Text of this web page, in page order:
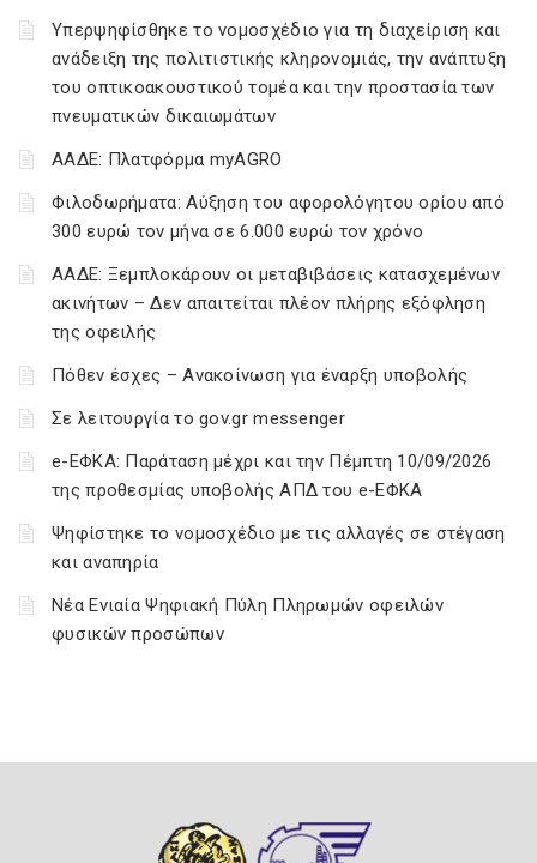
Υπερψηφίσθηκε το νομοσχέδιο για τη διαχείριση και
ανάδειξη της πολιτιστικής κληρονομιάς, την ανάπτυξη
του οπτικοακουστικού τομέα και την προστασία των
πνευματικών δικαιωμάτων
ΑΑΔΕ: Πλατφόρμα myAGRO
Φιλοδωρήματα: Αύξηση του αφορολόγητου ορίου από
300 ευρώ τον μήνα σε 6.000 ευρώ τον χρόνο
ΑΑΔΕ: Ξεμπλοκάρουν οι μεταβιβάσεις κατασχεμένων
ακινήτων – Δεν απαιτείται πλέον πλήρης εξόφληση
της οφειλής
Πόθεν έσχες – Ανακοίνωση για έναρξη υποβολής
Σε λειτουργία το gov.gr messenger
e-ΕΦΚΑ: Παράταση μέχρι και την Πέμπτη 10/09/2026
της προθεσμίας υποβολής ΑΠΔ του e-ΕΦΚΑ
Ψηφίστηκε το νομοσχέδιο με τις αλλαγές σε στέγαση
και αναπηρία
Νέα Ενιαία Ψηφιακή Πύλη Πληρωμών οφειλών
φυσικών προσώπων